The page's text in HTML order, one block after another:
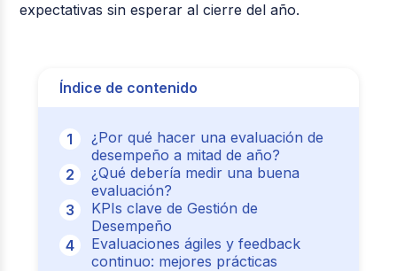
expectativas sin esperar al cierre del año.
Índice de contenido
¿Por qué hacer una evaluación de
desempeño a mitad de año?
¿Qué debería medir una buena
evaluación?
KPIs clave de Gestión de
Desempeño
Evaluaciones ágiles y feedback
continuo: mejores prácticas